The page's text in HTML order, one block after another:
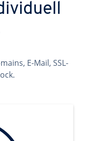
E-Mail, SSL-